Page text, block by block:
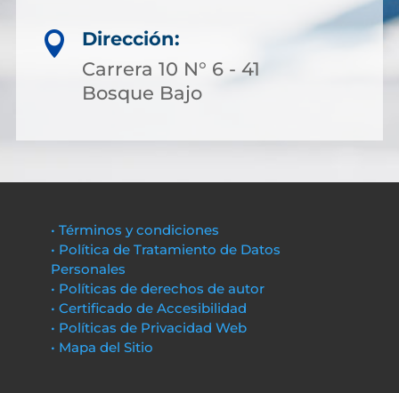

Dirección:
Carrera 10 N° 6 - 41
Bosque Bajo
• Términos y condiciones
• Política de Tratamiento de Datos
Personales
• Políticas de derechos de autor
• Certificado de Accesibilidad
• Políticas de Privacidad Web
• Mapa del Sitio